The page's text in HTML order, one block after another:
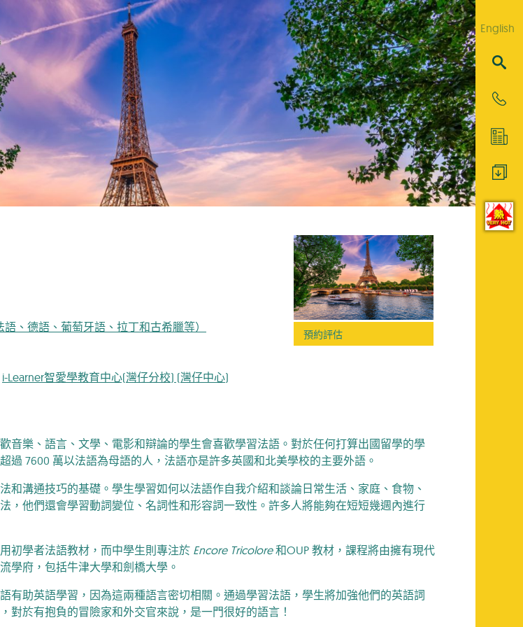
預約評估
、德語、葡萄牙語、拉丁和古希臘等）
i-Learner智愛學教育中心(灣仔分校) (灣仔中心)
音樂、語言、文學、電影和辯論的學生會喜歡學習法語。對於任何打算出國留學的學
過 7600 萬以法語為母語的人，法語亦是許多英國和北美學校的主要外語。
和溝通技巧的基礎。學生學習如何以法語作自我介紹和談論日常生活、家庭、食物、
，他們還會學習動詞變位、名詞性和形容詞一致性。許多人將能夠在短短幾週內進行
初學者法語教材，而中學生則專注於 Encore Tricolore和OUP 教材，課程將由擁有現代
學府，包括牛津大學和劍橋大學。
有助英語學習，因為這兩種語言密切相關。通過學習法語，學生將加強他們的英語詞
對於有抱負的冒險家和外交官來說，是一門很好的語言！
English